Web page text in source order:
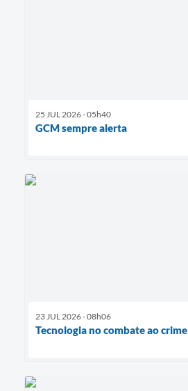
25 JUL 2026 - 05h40
GCM sempre alerta
23 JUL 2026 - 08h06
Tecnologia no combate ao crime